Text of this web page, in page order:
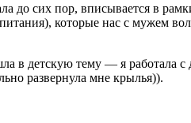
до сих пор, вписывается в
которые нас с мужем
в детскую тему — я работала
развернула мне крылья)).